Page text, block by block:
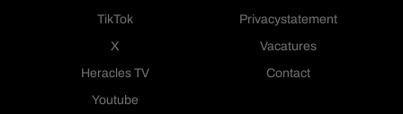
TikTok
X
Heracles TV
Youtube
Privacystatement
Vacatures
Contact